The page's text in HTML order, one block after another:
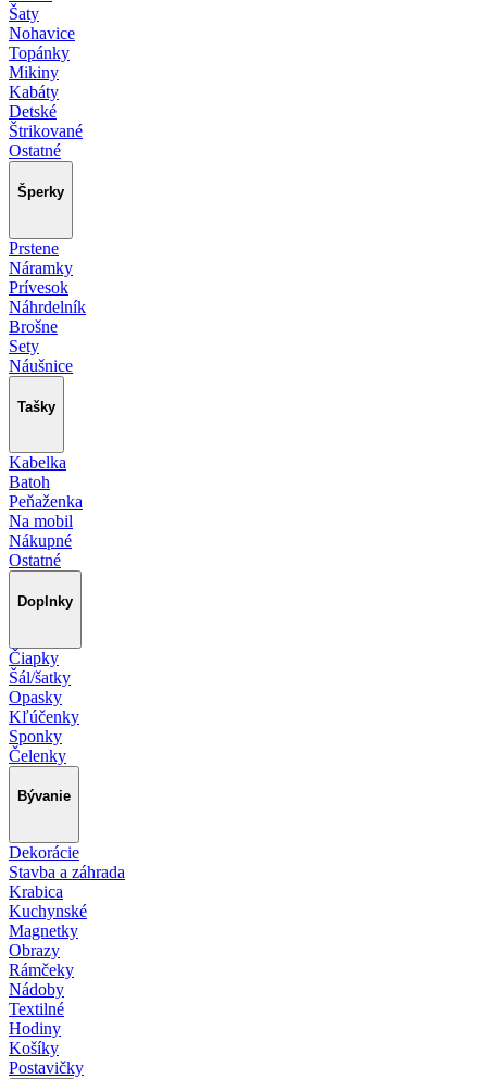
Šaty
Nohavice
Topánky
Mikiny
Kabáty
Detské
Štrikované
Ostatné
Šperky
Prstene
Náramky
Prívesok
Náhrdelník
Brošne
Sety
Náušnice
Tašky
Kabelka
Batoh
Peňaženka
Na mobil
Nákupné
Ostatné
Doplnky
Čiapky
Šál/šatky
Opasky
Kľúčenky
Sponky
Čelenky
Bývanie
Dekorácie
Stavba a záhrada
Krabica
Kuchynské
Magnetky
Obrazy
Rámčeky
Nádoby
Textilné
Hodiny
Košíky
Postavičky